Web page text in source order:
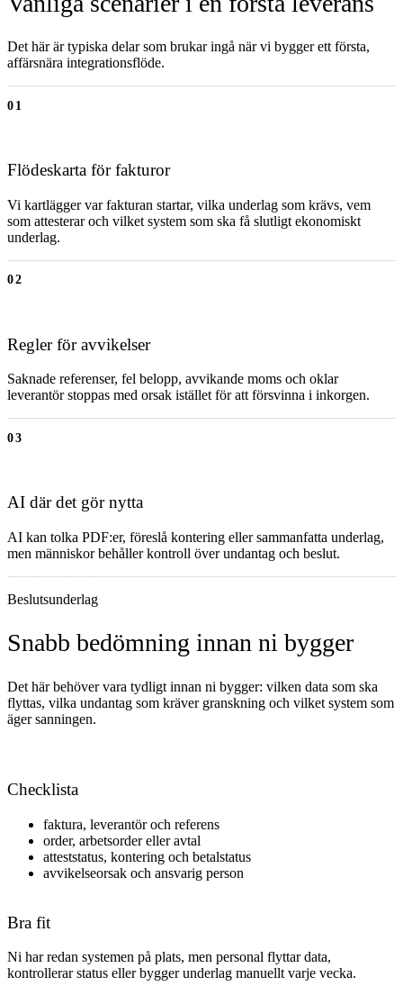
Det här är typiska delar som brukar ingå när vi bygger ett första,
affärsnära integrationsflöde.
01
Flödeskarta för fakturor
Vi kartlägger var fakturan startar, vilka underlag som krävs, vem
som attesterar och vilket system som ska få slutligt ekonomiskt
underlag.
02
Regler för avvikelser
Saknade referenser, fel belopp, avvikande moms och oklar
leverantör stoppas med orsak istället för att försvinna i inkorgen.
03
AI där det gör nytta
AI kan tolka PDF:er, föreslå kontering eller sammanfatta underlag,
men människor behåller kontroll över undantag och beslut.
Beslutsunderlag
Snabb bedömning innan ni bygger
Det här behöver vara tydligt innan ni bygger: vilken data som ska
flyttas, vilka undantag som kräver granskning och vilket system som
äger sanningen.
Checklista
faktura, leverantör och referens
order, arbetsorder eller avtal
atteststatus, kontering och betalstatus
avvikelseorsak och ansvarig person
Bra fit
Ni har redan systemen på plats, men personal flyttar data,
kontrollerar status eller bygger underlag manuellt varje vecka.